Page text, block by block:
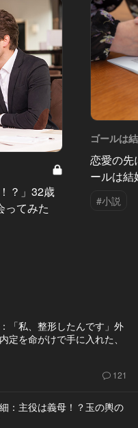
？」32歳
ってみた
ゴールは
恋愛の先
ールは
#小説
「私、整形したんです」外
定を命がけで手に入れた、
121
：主役は義母！？玉の輿の